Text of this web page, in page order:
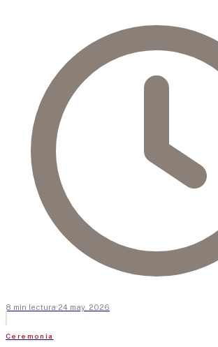
8 min lectura·24 may. 2026
Ceremonia